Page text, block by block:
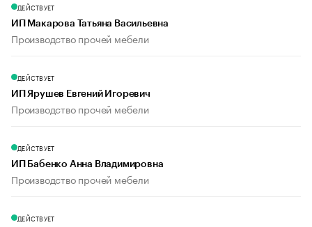
ДЕЙСТВУЕТ
ИП Макарова Татьяна Васильевна
Производство прочей мебели
ДЕЙСТВУЕТ
ИП Ярушев Евгений Игоревич
Производство прочей мебели
ДЕЙСТВУЕТ
ИП Бабенко Анна Владимировна
Производство прочей мебели
ДЕЙСТВУЕТ